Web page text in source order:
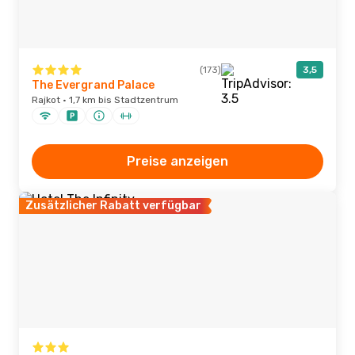
(173) 3,5
The Evergrand Palace
Rajkot · 1,7 km bis Stadtzentrum
Preise anzeigen
Zusätzlicher Rabatt verfügbar